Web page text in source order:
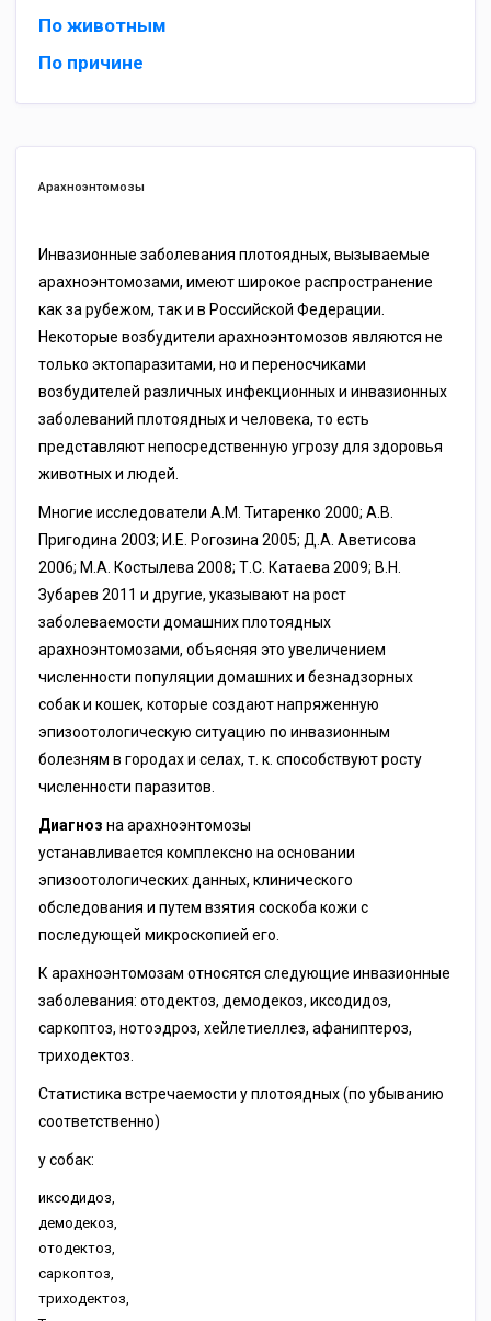
По животным
По причине
Арахноэнтомозы
Инвазионные заболевания плотоядных, вызываемые
арахноэнтомозами, имеют широкое распространение
как за рубежом, так и в Российской Федерации.
Некоторые возбудители арахноэнтомозов являются не
только эктопаразитами, но и переносчиками
возбудителей различных инфекционных и инвазионных
заболеваний плотоядных и человека, то есть
представляют непосредственную угрозу для здоровья
животных и людей.
Многие исследователи А.М. Титаренко 2000; А.В.
Пригодина 2003; И.Е. Рогозина 2005; Д.А. Аветисова
2006; М.А. Костылева 2008; Т.С. Катаева 2009; В.Н.
Зубарев 2011 и другие, указывают на рост
заболеваемости домашних плотоядных
арахноэнтомозами, объясняя это увеличением
численности популяции домашних и безнадзорных
собак и кошек, которые создают напряженную
эпизоотологическую ситуацию по инвазионным
болезням в городах и селах, т. к. способствуют росту
численности паразитов.
Диагноз на арахноэнтомозы
устанавливается комплексно на основании
эпизоотологических данных, клинического
обследования и путем взятия соскоба кожи с
последующей микроскопией его.
К арахноэнтомозам относятся следующие инвазионные
заболевания: отодектоз, демодекоз, иксодидоз,
саркоптоз, нотоэдроз, хейлетиеллез, афаниптероз,
триходектоз.
Статистика встречаемости у плотоядных (по убыванию
соответственно)
у собак:
иксодидоз,
демодекоз,
отодектоз,
саркоптоз,
триходектоз,